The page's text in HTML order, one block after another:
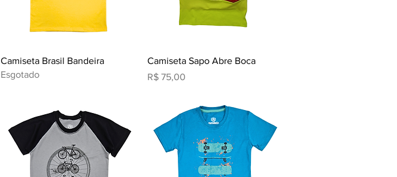
Visualização rápida
Camiseta Brasil Bandeira
Esgotado
Visualização rápida
Camiseta Sapo Abre Boca
Preço
R$ 75,00